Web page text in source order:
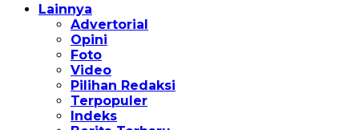
Lainnya
Advertorial
Opini
Foto
Video
Pilihan Redaksi
Terpopuler
Indeks